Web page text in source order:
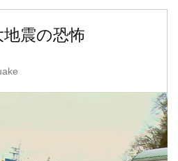
震の恐怖